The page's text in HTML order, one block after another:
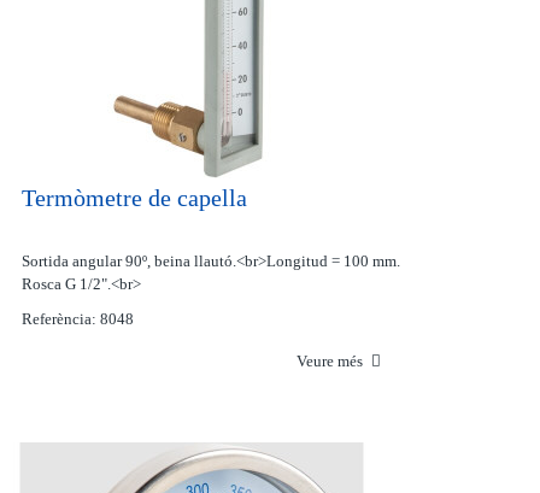
Termòmetre de capella
Sortida angular 90º, beina llautó.<br>Longitud = 100 mm.
Rosca G 1/2".<br>
Referència: 8048
Veure més